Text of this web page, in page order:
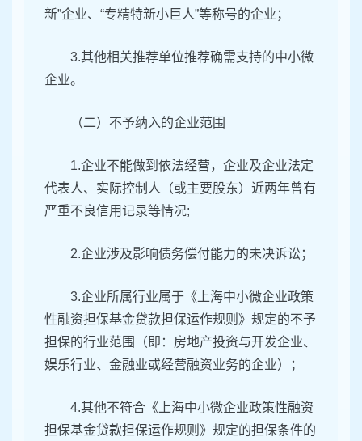
新”企业、“专精特新小巨人”等称号的企业；
3.其他相关推荐单位推荐确需支持的中小微
企业。
（二）不予纳入的企业范围
1.企业不能做到依法经营，企业及企业法定
代表人、实际控制人（或主要股东）近两年曾有
严重不良信用记录等情况;
2.企业涉及影响债务偿付能力的未决诉讼；
3.企业所属行业属于《上海中小微企业政策
性融资担保基金贷款担保运作规则》规定的不予
担保的行业范围（即：房地产投资与开发企业、
娱乐行业、金融业或经营融资业务的企业）；
4.其他不符合《上海中小微企业政策性融资
担保基金贷款担保运作规则》规定的担保条件的